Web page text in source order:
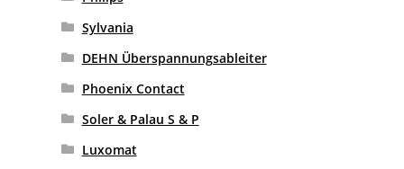
Sylvania
DEHN Überspannungsableiter
Phoenix Contact
Soler & Palau S & P
Luxomat